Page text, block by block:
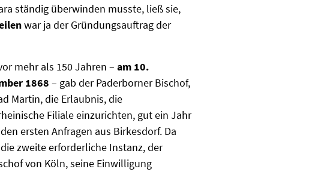
ständig überwinden musste, ließ sie,
war ja der Gründungsauftrag der
mehr als 150 Jahren – am 10.
1868 – gab der Paderborner Bischof,
Martin, die Erlaubnis, die
Filiale einzurichten, gut ein Jahr
ersten Anfragen aus Birkesdorf. Da
zweite erforderliche Instanz, der
von Köln, seine Einwilligung